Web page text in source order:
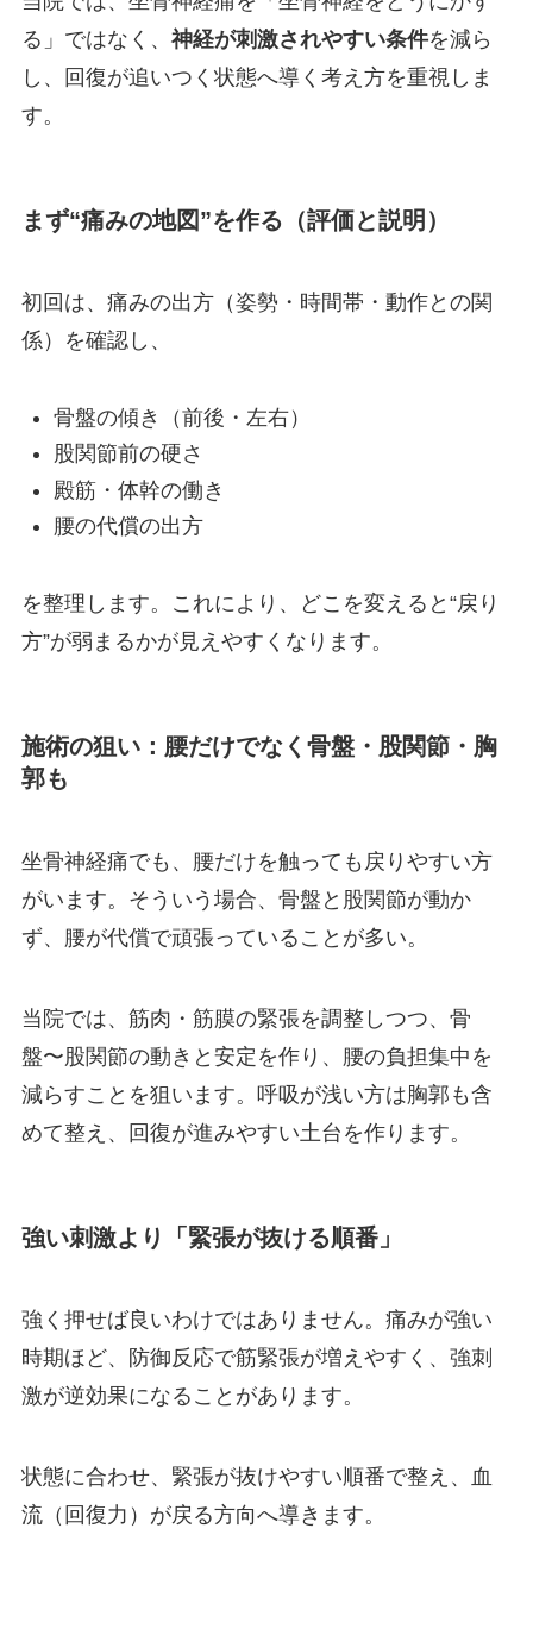
る」ではなく、 神経が刺激されやすい条件を減ら
し、回復が追いつく状態へ導く考え方を重視しま
す。
まず“痛みの地図”を作る（評価と説明）
初回は、痛みの出方（姿勢・時間帯・動作との関
係）を確認し、
骨盤の傾き（前後・左右）
股関節前の硬さ
殿筋・体幹の働き
腰の代償の出方
を整理します。これにより、どこを変えると“戻り
方”が弱まるかが見えやすくなります。
施術の狙い：腰だけでなく骨盤・股関節・胸
郭も
坐骨神経痛でも、腰だけを触っても戻りやすい方
がいます。そういう場合、骨盤と股関節が動か
ず、腰が代償で頑張っていることが多い。
当院では、筋肉・筋膜の緊張を調整しつつ、骨
盤〜股関節の動きと安定を作り、腰の負担集中を
減らすことを狙います。呼吸が浅い方は胸郭も含
めて整え、回復が進みやすい土台を作ります。
強い刺激より「緊張が抜ける順番」
強く押せば良いわけではありません。痛みが強い
時期ほど、防御反応で筋緊張が増えやすく、強刺
激が逆効果になることがあります。
状態に合わせ、緊張が抜けやすい順番で整え、血
流（回復力）が戻る方向へ導きます。